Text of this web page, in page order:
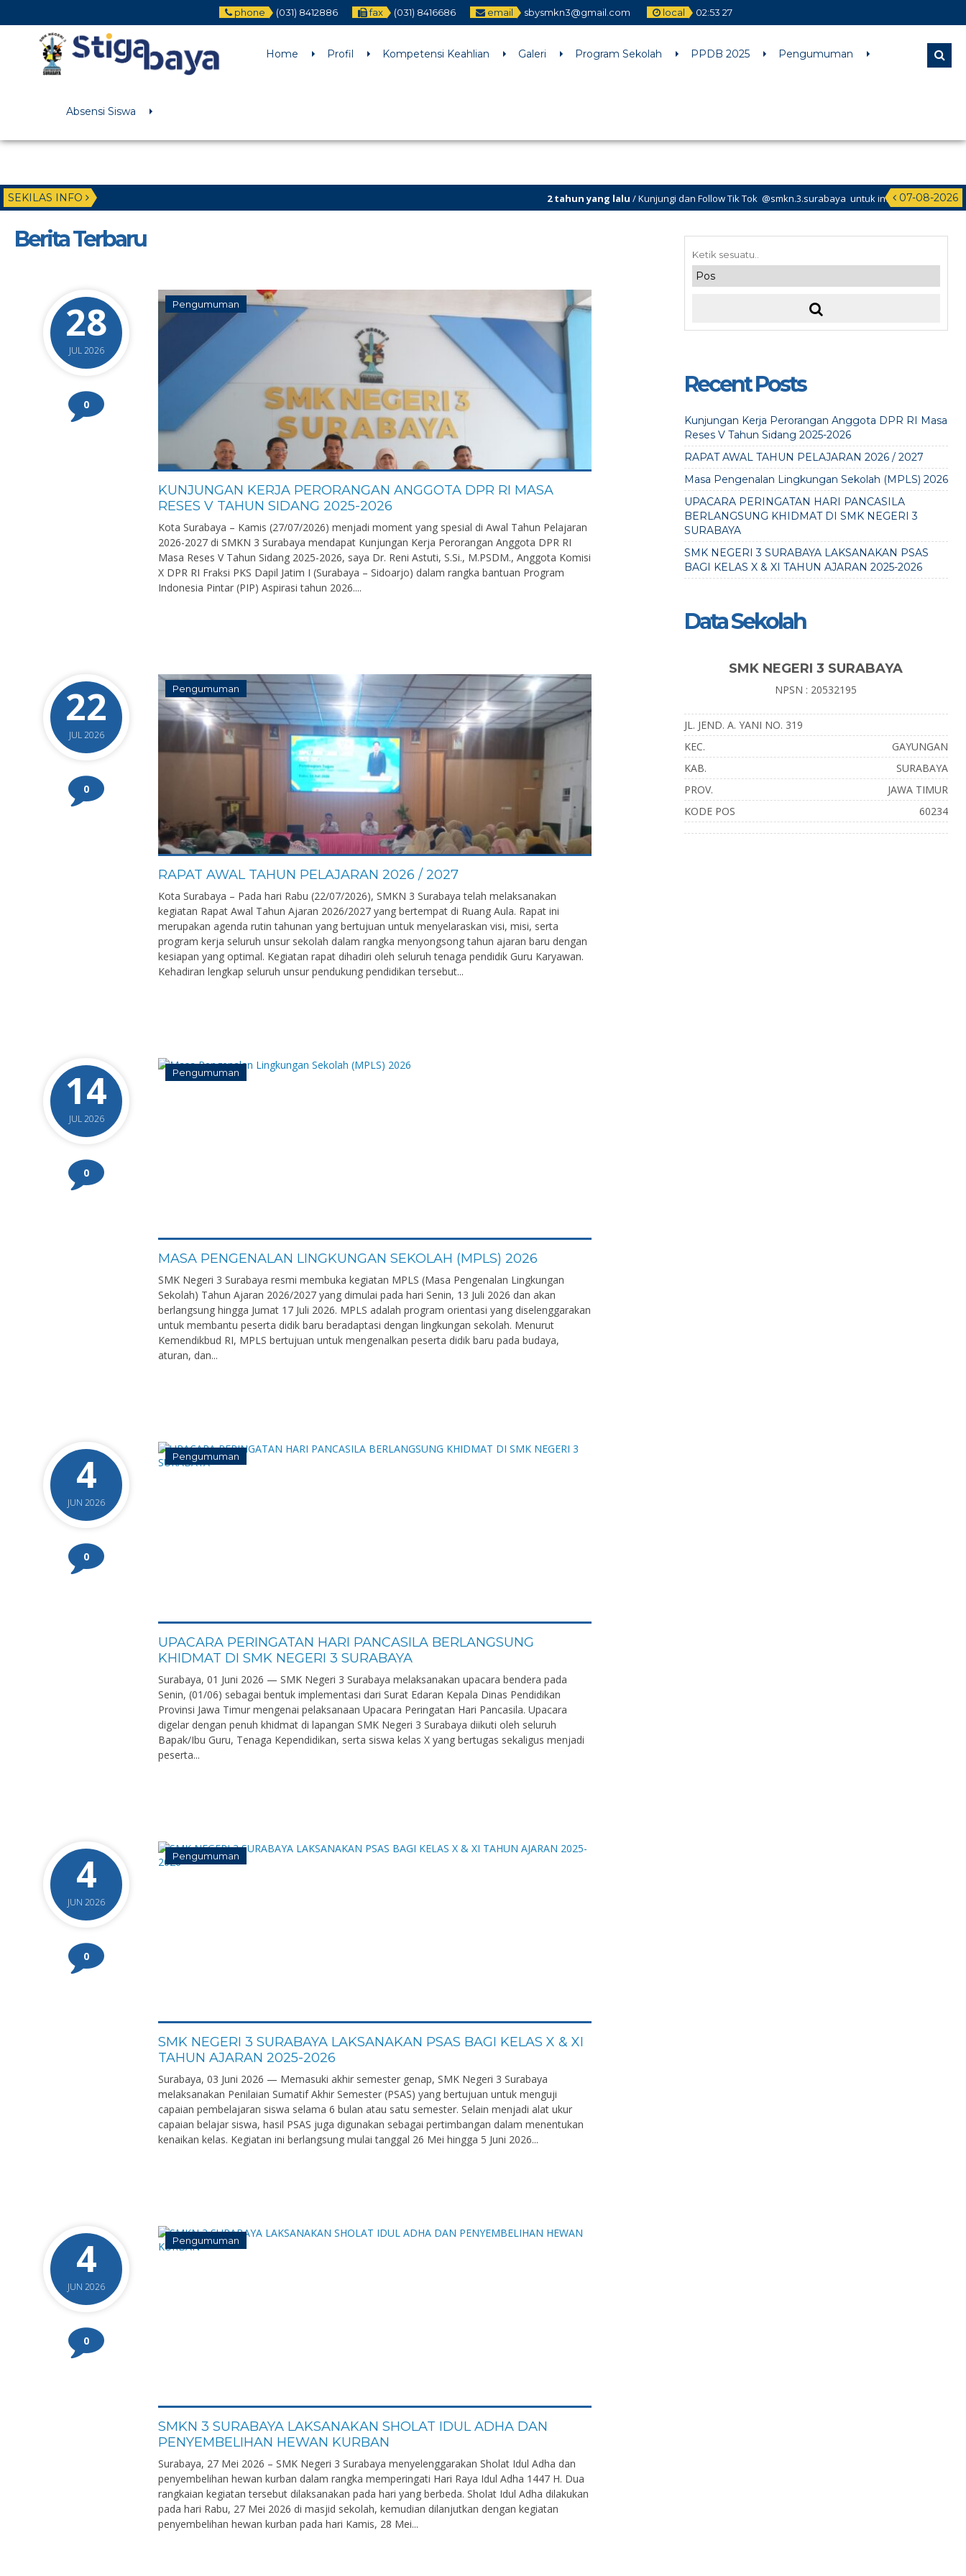
: Function WP_Dependencies->add_data() was called with an argument that is deprecatedsince version 6.9.0! IE conditional comments are ignored by all supported browsers. in
/home/u6225882/public_html/wp-includes/functions.php
phone (031) 8412886 fax (031) 8416686 email sbysmkn3@gmail.com local 02:53 28
Home Profil Kompetensi Keahlian Galeri Program Sekolah PPDB 2025 Pengumuman
Absensi Siswa
SEKILAS INFO 07-08-2026
2 tahun yang lalu/ Kunjungi dan Follow Tik Tok @smkn.3.surabaya untuk info info terbaru dari SMK Negeri 3
Berita Terbaru
28
JUL 2026
0
Pengumuman
KUNJUNGAN KERJA PERORANGAN ANGGOTA DPR RI MASA
RESES V TAHUN SIDANG 2025-2026
Kota Surabaya – Kamis (27/07/2026) menjadi moment yang spesial di Awal Tahun Pelajaran
2026-2027 di SMKN 3 Surabaya mendapat Kunjungan Kerja Perorangan Anggota DPR RI
Masa Reses V Tahun Sidang 2025-2026, saya Dr. Reni Astuti, S.Si., M.PSDM., Anggota Komisi
X DPR RI Fraksi PKS Dapil Jatim I (Surabaya – Sidoarjo) dalam rangka bantuan Program
Indonesia Pintar (PIP) Aspirasi tahun 2026....
22
JUL 2026
0
Pengumuman
RAPAT AWAL TAHUN PELAJARAN 2026 / 2027
Kota Surabaya – Pada hari Rabu (22/07/2026), SMKN 3 Surabaya telah melaksanakan
kegiatan Rapat Awal Tahun Ajaran 2026/2027 yang bertempat di Ruang Aula. Rapat ini
merupakan agenda rutin tahunan yang bertujuan untuk menyelaraskan visi, misi, serta
program kerja seluruh unsur sekolah dalam rangka menyongsong tahun ajaran baru dengan
kesiapan yang optimal. Kegiatan rapat dihadiri oleh seluruh tenaga pendidik Guru Karyawan.
Kehadiran lengkap seluruh unsur pendukung pendidikan tersebut...
14
JUL 2026
0
Pengumuman
MASA PENGENALAN LINGKUNGAN SEKOLAH (MPLS) 2026
SMK Negeri 3 Surabaya resmi membuka kegiatan MPLS (Masa Pengenalan Lingkungan
Sekolah) Tahun Ajaran 2026/2027 yang dimulai pada hari Senin, 13 Juli 2026 dan akan
berlangsung hingga Jumat 17 Juli 2026. MPLS adalah program orientasi yang diselenggarakan
untuk membantu peserta didik baru beradaptasi dengan lingkungan sekolah. Menurut
Kemendikbud RI, MPLS bertujuan untuk mengenalkan peserta didik baru pada budaya,
aturan, dan...
4
JUN 2026
0
Pengumuman
UPACARA PERINGATAN HARI PANCASILA BERLANGSUNG
KHIDMAT DI SMK NEGERI 3 SURABAYA
Surabaya, 01 Juni 2026 — SMK Negeri 3 Surabaya melaksanakan upacara bendera pada
Senin, (01/06) sebagai bentuk implementasi dari Surat Edaran Kepala Dinas Pendidikan
Provinsi Jawa Timur mengenai pelaksanaan Upacara Peringatan Hari Pancasila. Upacara
digelar dengan penuh khidmat di lapangan SMK Negeri 3 Surabaya diikuti oleh seluruh
Bapak/Ibu Guru, Tenaga Kependidikan, serta siswa kelas X yang bertugas sekaligus menjadi
peserta...
4
JUN 2026
0
Pengumuman
SMK NEGERI 3 SURABAYA LAKSANAKAN PSAS BAGI KELAS X & XI
TAHUN AJARAN 2025-2026
Surabaya, 03 Juni 2026 — Memasuki akhir semester genap, SMK Negeri 3 Surabaya
melaksanakan Penilaian Sumatif Akhir Semester (PSAS) yang bertujuan untuk menguji
capaian pembelajaran siswa selama 6 bulan atau satu semester. Selain menjadi alat ukur
capaian belajar siswa, hasil PSAS juga digunakan sebagai pertimbangan dalam menentukan
kenaikan kelas. Kegiatan ini berlangsung mulai tanggal 26 Mei hingga 5 Juni 2026...
4
JUN 2026
0
Pengumuman
SMKN 3 SURABAYA LAKSANAKAN SHOLAT IDUL ADHA DAN
PENYEMBELIHAN HEWAN KURBAN
Surabaya, 27 Mei 2026 – SMK Negeri 3 Surabaya menyelenggarakan Sholat Idul Adha dan
penyembelihan hewan kurban dalam rangka memperingati Hari Raya Idul Adha 1447 H. Dua
rangkaian kegiatan tersebut dilaksanakan pada hari yang berbeda. Sholat Idul Adha dilakukan
pada hari Rabu, 27 Mei 2026 di masjid sekolah, kemudian dilanjutkan dengan kegiatan
penyembelihan hewan kurban pada hari Kamis, 28 Mei...
Recent Posts
Kunjungan Kerja Perorangan Anggota DPR RI Masa
Reses V Tahun Sidang 2025-2026
RAPAT AWAL TAHUN PELAJARAN 2026 / 2027
Masa Pengenalan Lingkungan Sekolah (MPLS) 2026
UPACARA PERINGATAN HARI PANCASILA
BERLANGSUNG KHIDMAT DI SMK NEGERI 3
SURABAYA
SMK NEGERI 3 SURABAYA LAKSANAKAN PSAS
BAGI KELAS X & XI TAHUN AJARAN 2025-2026
Data Sekolah
SMK NEGERI 3 SURABAYA
NPSN : 20532195
JL. JEND. A. YANI NO. 319
KEC.
GAYUNGAN
KAB.
SURABAYA
PROV.
JAWA TIMUR
KODE POS
60234